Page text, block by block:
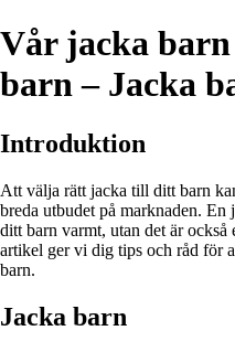
Vår jacka
barn – Jacka
Introduktion
Att välja rätt jacka till ditt barn
breda utbudet på marknaden. En
ditt barn varmt, utan det är
artikel ger vi dig tips och råd för
barn.
Jacka barn